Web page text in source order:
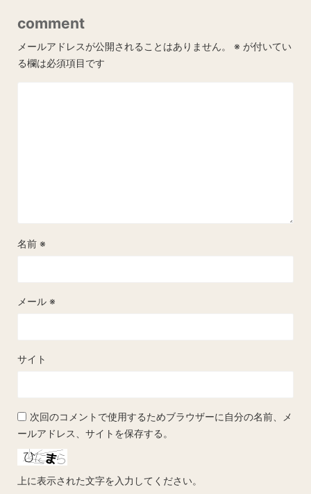
comment
メールアドレスが公開されることはありません。 ※ が付いてい
る欄は必須項目です
名前 ※
メール ※
サイト
次回のコメントで使用するためブラウザーに自分の名前、メ
ールアドレス、サイトを保存する。
上に表示された文字を入力してください。